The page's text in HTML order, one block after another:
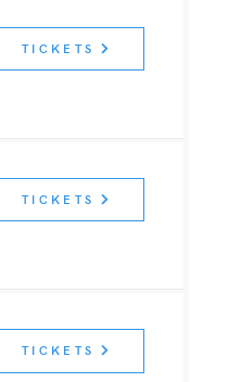
TICKETS
TICKETS
TICKETS